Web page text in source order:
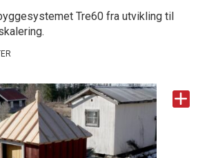
Tre60 fra utvikling til